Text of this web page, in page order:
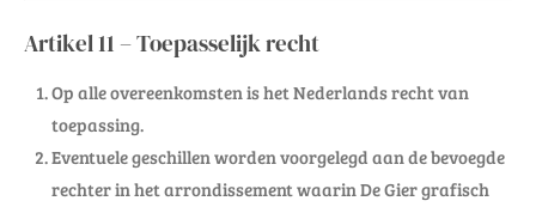
Artikel 11 – Toepasselijk recht
Op alle overeenkomsten is het Nederlands recht van
toepassing.
Eventuele geschillen worden voorgelegd aan de bevoegde
rechter in het arrondissement waarin De Gier grafisch